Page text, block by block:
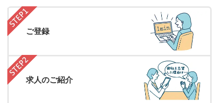
ご登録
求人のご紹介